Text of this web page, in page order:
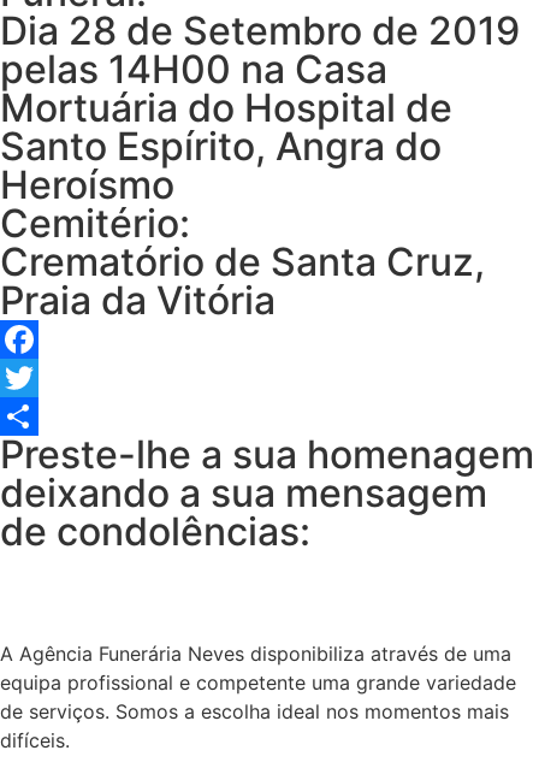
Dia 28 de Setembro de 2019
pelas 14H00 na Casa
Mortuária do Hospital de
Santo Espírito, Angra do
Heroísmo
Cemitério:
Crematório de Santa Cruz,
Praia da Vitória
Facebook
Twitter
Share
Preste-lhe a sua homenagem
deixando a sua mensagem
de condolências:
A Agência Funerária Neves disponibiliza através de uma
equipa profissional e competente uma grande variedade
de serviços. Somos a escolha ideal nos momentos mais
difíceis.